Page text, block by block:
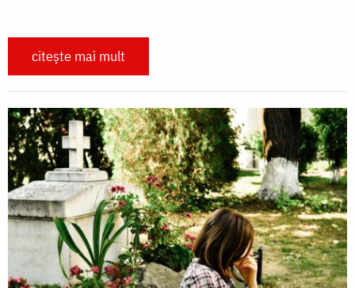
citește mai mult